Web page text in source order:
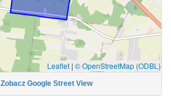
Leaflet | © OpenStreetMap (ODBL)
Zobacz Google Street View